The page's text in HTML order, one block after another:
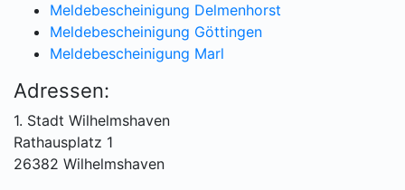
Meldebescheinigung Delmenhorst
Meldebescheinigung Göttingen
Meldebescheinigung Marl
Adressen:
1. Stadt Wilhelmshaven
Rathausplatz 1
26382 Wilhelmshaven